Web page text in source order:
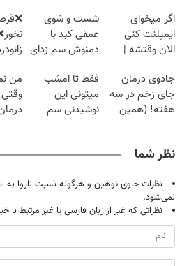
اگر میخوای
ایمپلنت کنی
الان وقتشه |
میلیون تومان!!!
شست و شوی
عمقی کبد با
دمنوش سم زدای
جادوی درمان
جای زخم در سه
هفته! (همین
فقط تا امشب
میتونی این
نوشیدنی سم
بخری
من
وقتی
نظر شما
نظرات حاوی توهین و هرگونه نسبت ناروا
نمی‌شود.
نظراتی که غیر از زبان فارسی یا غیر مرتبط